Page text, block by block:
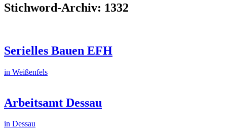
Stichword-Archiv: 1332
Serielles Bauen EFH
in Weißenfels
Arbeitsamt Dessau
in Dessau